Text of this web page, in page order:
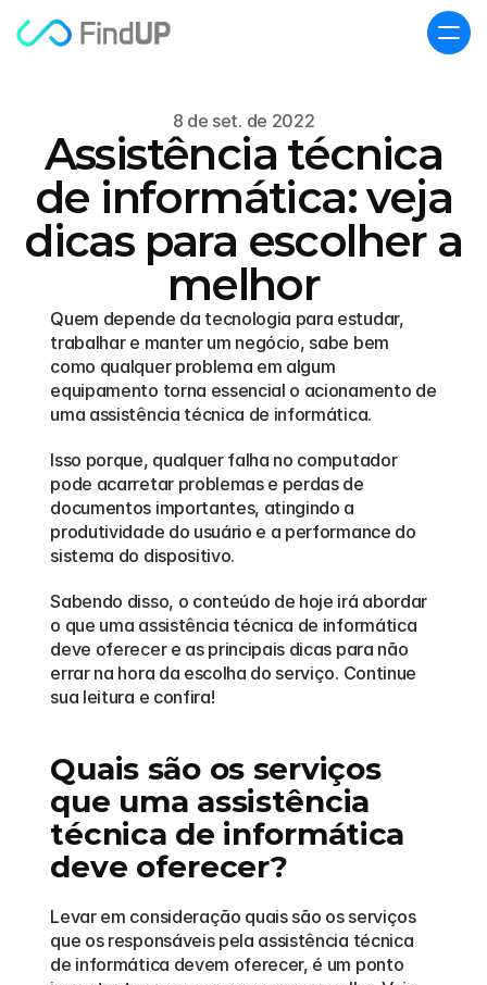
8 de set. de 2022
Assistência técnica
de informática: veja
dicas para escolher a
melhor
Quem depende da tecnologia para estudar,
trabalhar e manter um negócio, sabe bem
como qualquer problema em algum
equipamento torna essencial o acionamento de
uma assistência técnica de informática.
Isso porque, qualquer falha no computador
pode acarretar problemas e perdas de
documentos importantes, atingindo a
produtividade do usuário e a performance do
sistema do dispositivo.
Sabendo disso, o conteúdo de hoje irá abordar
o que uma assistência técnica de informática
deve oferecer e as principais dicas para não
errar na hora da escolha do serviço. Continue
sua leitura e confira!
Quais são os serviços
que uma assistência
técnica de informática
deve oferecer?
Levar em consideração quais são os serviços
que os responsáveis pela assistência técnica
de informática devem oferecer, é um ponto